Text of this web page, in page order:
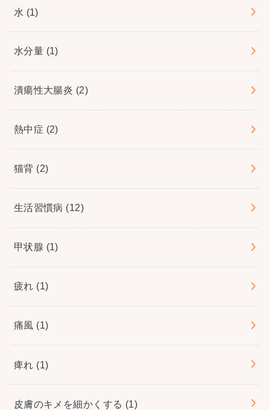
水 (1)
水分量 (1)
潰瘍性大腸炎 (2)
熱中症 (2)
猫背 (2)
生活習慣病 (12)
甲状腺 (1)
疲れ (1)
痛風 (1)
痺れ (1)
皮膚のキメを細かくする (1)